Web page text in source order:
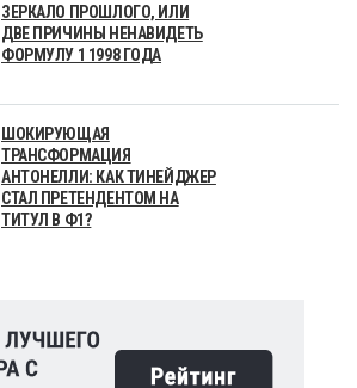
ЗЕРКАЛО ПРОШЛОГО, ИЛИ
ДВЕ ПРИЧИНЫ НЕНАВИДЕТЬ
ФОРМУЛУ 1 1998 ГОДА
ШОКИРУЮЩАЯ
ТРАНСФОРМАЦИЯ
АНТОНЕЛЛИ: КАК ТИНЕЙДЖЕР
СТАЛ ПРЕТЕНДЕНТОМ НА
ТИТУЛ В Ф1?